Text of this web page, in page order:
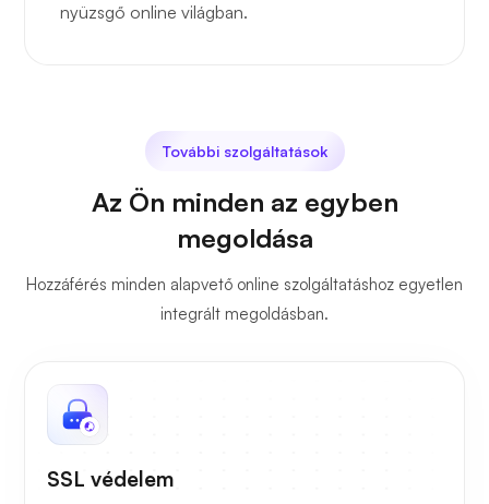
nyüzsgő online világban.
További szolgáltatások
Az Ön minden az egyben
megoldása
Hozzáférés minden alapvető online szolgáltatáshoz egyetlen
integrált megoldásban.
SSL védelem